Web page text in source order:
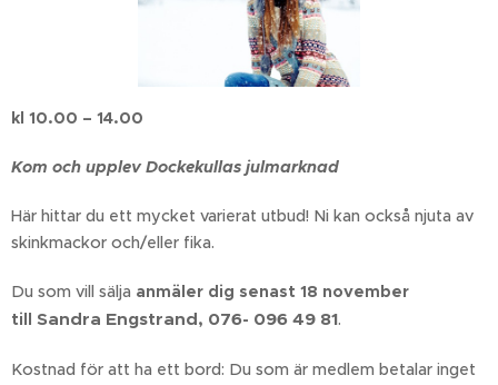
kl 10.00 – 14.00
Kom och upplev Dockekullas julmarknad
Här hittar du ett mycket varierat utbud! Ni kan också njuta av
skinkmackor och/eller fika.
Du som vill sälja anmäler dig senast 18 november
till Sandra Engstrand, 076- 096 49 81.
Kostnad för att ha ett bord: Du som är medlem betalar inget